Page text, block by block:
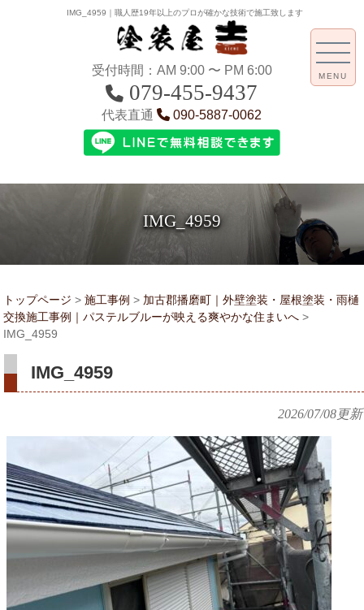
IMG_4959｜職人歴19年以上のプロが確かな技術で施工致します
受付時間：AM 9:00 〜 PM 6:00
079-455-9437
代表直通 090-5887-0062
IMG_4959
MENU
トップページ > 施工事例 > 加古郡播磨町｜外壁塗装・屋根塗装・雨樋
交換施工事例｜パステルブルーが映える爽やかな住まいへ >
IMG_4959
IMG_4959
2026/07/08更新